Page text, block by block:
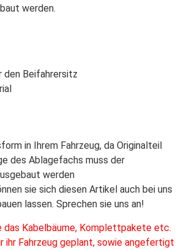
werden.
den Beifahrersitz
in Ihrem Fahrzeug, da Originalteil
des Ablagefachs muss der
werden
sie sich diesen Artikel auch bei uns
lassen. Sprechen sie uns an!
das Kabelbäume, Komplettpakete etc.
ihr Fahrzeug geplant, sowie angefertigt